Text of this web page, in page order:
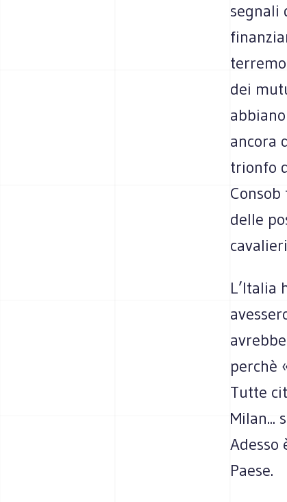
segnali
dei
ancora
trionfo
delle
L’Italia
perchè
Tutte
Milan...
Adesso
Paese.